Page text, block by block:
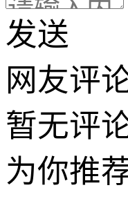
发送
网友评
暂无评
为你推